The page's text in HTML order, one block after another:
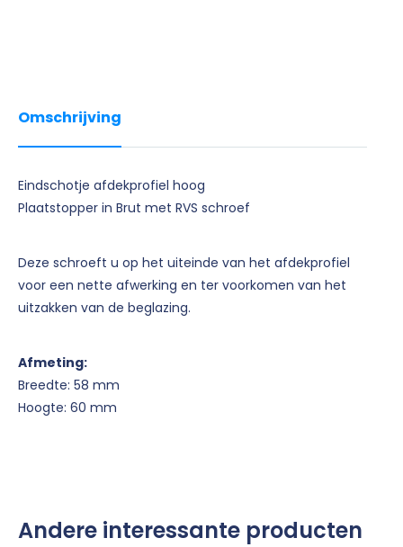
Omschrijving
Eindschotje afdekprofiel hoog
Plaatstopper in Brut met RVS schroef
Deze schroeft u op het uiteinde van het afdekprofiel
voor een nette afwerking en ter voorkomen van het
uitzakken van de beglazing.
Afmeting:
Breedte: 58 mm
Hoogte: 60 mm
Andere interessante producten